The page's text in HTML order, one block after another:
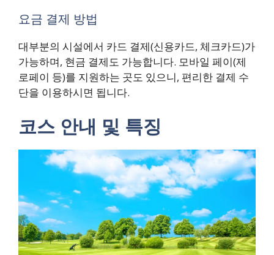
요금 결제 방법
대부분의 시설에서 카드 결제(신용카드, 체크카드)가
가능하며, 현금 결제도 가능합니다. 모바일 페이(제
로페이 등)를 지원하는 곳도 있으니, 편리한 결제 수
단을 이용하시면 됩니다.
코스 안내 및 특징